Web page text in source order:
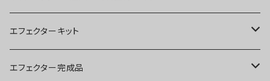
エフェクターキット
ブースター
エフェクター完成品